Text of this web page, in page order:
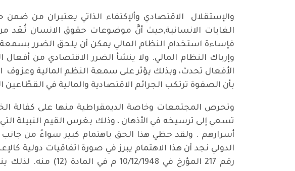
والإستقلال الاقتصادي وألإكتفاء الذاتي يعتبران من
الغايات الانسانية,حيث أنَّ موضوعات حقوق الانسان تُعَد من
فإساءة استخدام النظام المالي يمكن أن يلحق الضرر
وإرباك النظام المالي. ولا ينشأ الضرر الاقتصادي من
الأفعال تحدث، وبذلك يؤثر على سمعة النظم المالية وعزوف
بأن الصفوة ترتكب الجرائم الاقتصادية والمالية في
وتحرص المجتمعات وخاصة الديمقراطية منها على كفالة
تسعي إلى ترسيخه في الأذهان ، وذلك بغرس القيم النبيلة
أسرارهم . ولقد حظي هذا الحق باهتمام كبير سواءً من جانب
الدولي نجد أن هذا الاهتمام يبرز في صورة اتفاقيات دولية
رقم 217 المؤرخ في